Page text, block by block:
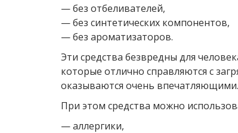
— без отбеливателей,
— без синтетических компонентов,
— без ароматизаторов.
Эти средства безвредны для
которые отлично справляются с
оказываются очень впечатляющими.
При этом средства можно
— аллергики,